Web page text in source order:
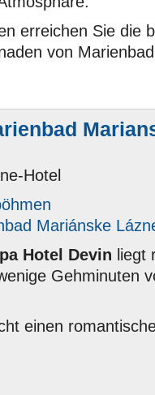
erreichen Sie die
von
Hotel
Mariánske
Hotel Devin liegt
Gehminuten
einen